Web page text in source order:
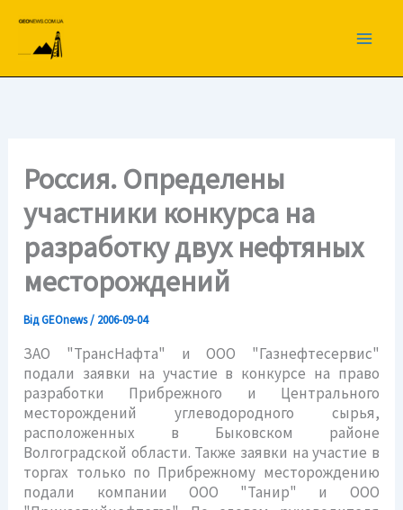
вмісту
Россия. Определены
участники конкурса на
разработку двух нефтяных
месторождений
ВідGEOnews/ 2006-09-04
ЗАО "ТрансНафта" и ООО "Газнефтесервис"
подали заявки на участие в конкурсе на право
разработки Прибрежного и Центрального
месторождений углеводородного сырья,
расположенных в Быковском районе
Волгоградской области. Также заявки на участие в
торгах только по Прибрежному месторождению
подали компании ООО "Танир" и ООО